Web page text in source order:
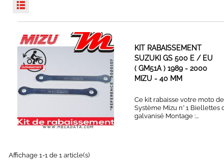
KIT RABAISSEMENT
SUZUKI GS 500 E / EU
( GM51A ) 1989 - 2000
MIZU - 40 MM
Ce kit rabaisse votre moto
Système Mizu n° 1
galvanisé Montage :...
Affichage 1-1 de 1 article(s)